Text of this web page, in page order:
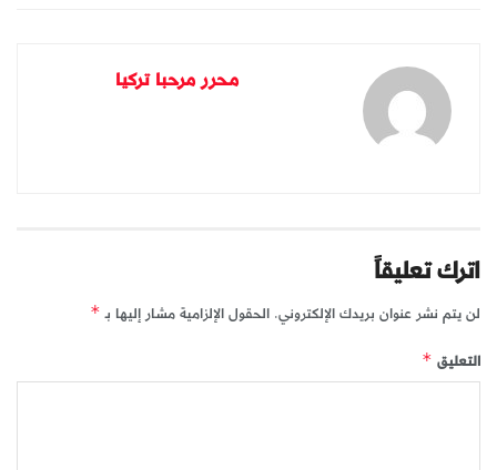
محرر مرحبا تركيا
اترك تعليقاً
لن يتم نشر عنوان بريدك الإلكتروني. الحقول الإلزامية مشار إليها بـ *
التعليق *